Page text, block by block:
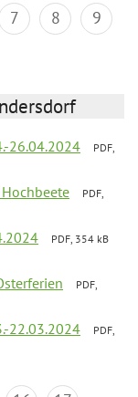
7 8
9
26.04.2024
PDF,
PDF,
PDF, 354 kB
PDF,
22.03.2024
PDF,